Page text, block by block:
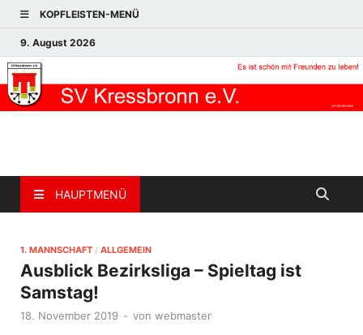
KOPFLEISTEN-MENÜ
9. August 2026
HAUPTMENÜ
1. MANNSCHAFT / ALLGEMEIN
Ausblick Bezirksliga – Spieltag ist
Samstag!
18. November 2019 - von webmaster